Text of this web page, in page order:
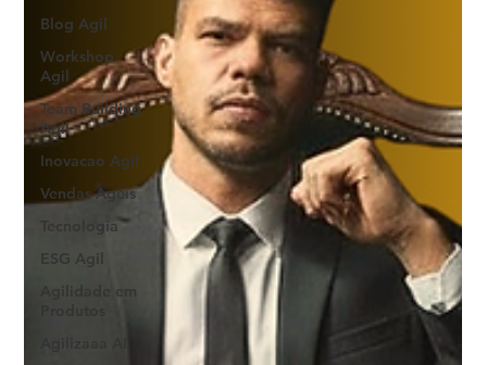
Blog Agil
Workshop
Agil
Team Building
Agil
Inovacao Agil
Vendas Ageis
Tecnologia
ESG Agil
Agilidade em